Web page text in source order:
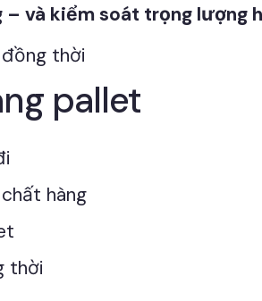
và kiểm soát trọng lượng
pallet
hàng
thời